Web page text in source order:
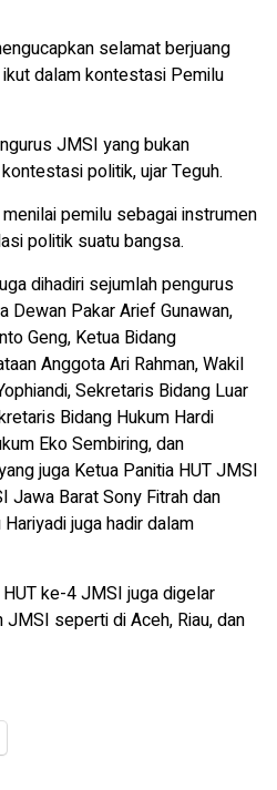
selamat berjuang
dalam kontestasi Pemilu
JMSI yang bukan
politik, ujar Teguh.
pemilu sebagai instrumen
politik suatu bangsa.
dihadiri sejumlah pengurus
Pakar Arief Gunawan,
Geng, Ketua Bidang
Anggota Ari Rahman, Wakil
Sekretaris Bidang Luar
Bidang Hukum Hardi
Eko Sembiring, dan
juga Ketua Panitia HUT JMSI
Jawa Barat Sony Fitrah dan
juga hadir dalam
ke-4 JMSI juga digelar
seperti di Aceh, Riau, dan